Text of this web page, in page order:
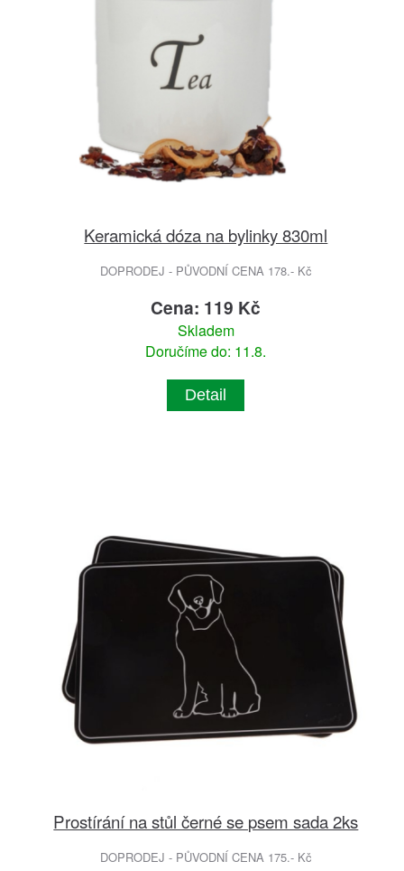
Keramická dóza na bylinky 830ml
DOPRODEJ - PŮVODNÍ CENA 178.- Kč
Cena: 119 Kč
Skladem
Doručíme do: 11.8.
Detail
Prostírání na stůl černé se psem sada 2ks
DOPRODEJ - PŮVODNÍ CENA 175.- Kč